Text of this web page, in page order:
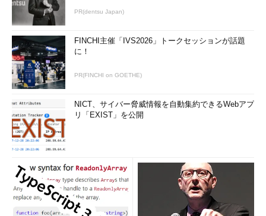
Route Table
==========================================
Interface List
0x1 ........................... MS TCP Loopback interface
0x1000005 ...00 80 45 12 0a 89 ...... Intel 8255x-based
Integrated Fast Ethernet
==========================================
======================================
==========================================
======================================
Network Destination Netmask Gateway
Interface Metric……メトリック
0.0.0.0 0.0.0.0 192.168.0.56
192.168.0.102 1
PR(dentsu Japan)
FINCHI主催「IVS2026」トークセッションが話題
に！
PR(FINCHI on GOETHE)
NICT、サイバー脅威情報を自動集約できるWebアプ
リ「EXIST」を公開